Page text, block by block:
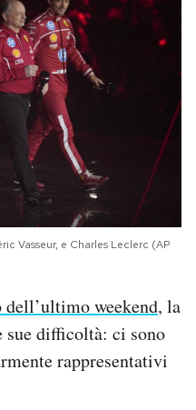
Vasseur, e Charles Leclerc (AP
weekend, la
sue difficoltà: ci sono
rappresentativi